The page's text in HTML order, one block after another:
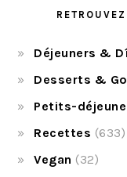
Déjeuners &
Desserts &
Petits-
Recettes (633)
Vegan (32)